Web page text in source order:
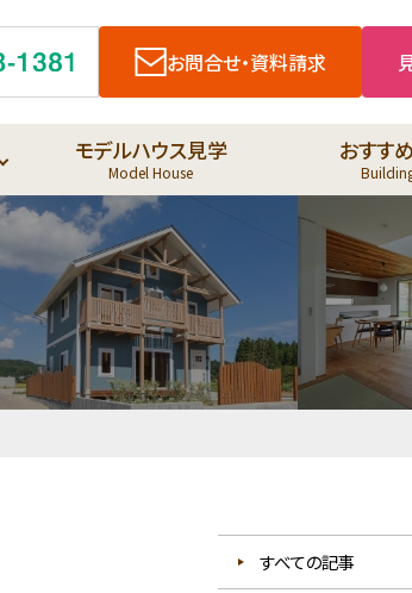
お問合せ・資料請求
モデルハウス見学
Model House
おすす
すべての記事